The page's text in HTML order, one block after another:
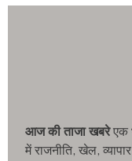
आज की ताजा खबरेएक
में राजनीति, खेल,